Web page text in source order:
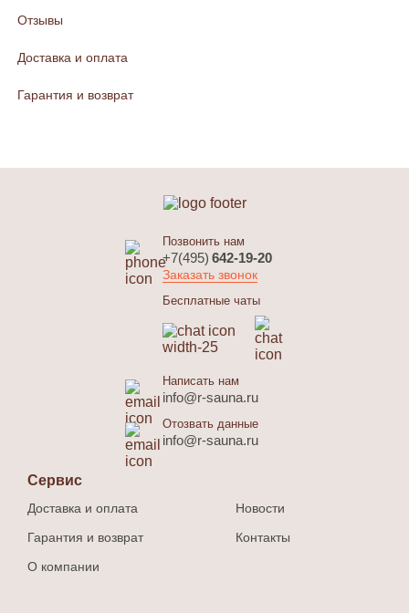
Отзывы
Доставка и оплата
Гарантия и возврат
Позвонить нам
+7(495) 642-19-20
Заказать звонок
Бесплатные чаты
Написать нам
info@r-sauna.ru
Отозвать данные
info@r-sauna.ru
Сервис
Доставка и оплата
Гарантия и возврат
О компании
Новости
Контакты